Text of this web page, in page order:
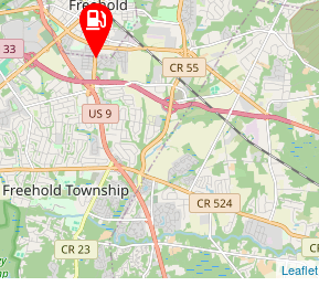
Leaflet